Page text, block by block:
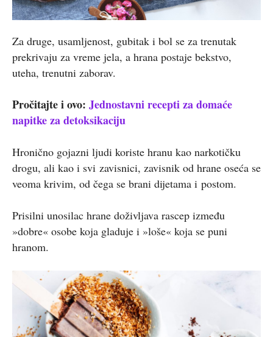
Za druge, usamljenost, gubitak i bol se za trenutak
prekrivaju za vreme jela, a hrana postaje bekstvo,
uteha, trenutni zaborav.
Pročitajte i ovo: Jednostavni recepti za domaće
napitke za detoksikaciju
Hronično gojazni ljudi koriste hranu kao narkotičku
drogu, ali kao i svi zavisnici, zavisnik od hrane oseća se
veoma krivim, od čega se brani dijetama i postom.
Prisilni unosilac hrane doživljava rascep između
»dobre« osobe koja gladuje i »loše« koja se puni
hranom.